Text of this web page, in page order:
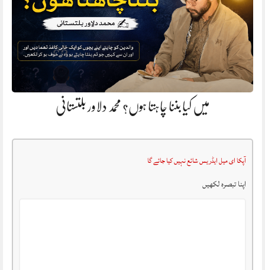
میں کیا بننا چاہتا ہوں؟ محمد دلاور بلتستانی
آپکا ای میل ایڈریس شائع نہیں کیا جائے گا
اپنا تبصرہ لکھیں